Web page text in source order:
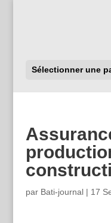
Sélectionner une
par Bati-journal| 17